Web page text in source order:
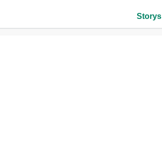
Storys